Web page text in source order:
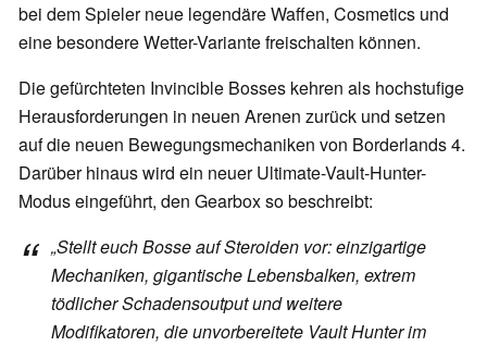
bei dem Spieler neue legendäre Waffen, Cosmetics und
eine besondere Wetter-Variante freischalten können.
Die gefürchteten Invincible Bosses kehren als hochstufige
Herausforderungen in neuen Arenen zurück und setzen
auf die neuen Bewegungsmechaniken von Borderlands 4.
Darüber hinaus wird ein neuer Ultimate-Vault-Hunter-
Modus eingeführt, den Gearbox so beschreibt:
„Stellt euch Bosse auf Steroiden vor: einzigartige
Mechaniken, gigantische Lebensbalken, extrem
tödlicher Schadensoutput und weitere
Modifikatoren, die unvorbereitete Vault Hunter im